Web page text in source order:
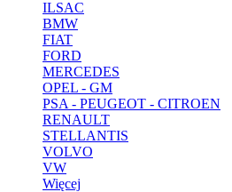
ILSAC
BMW
FIAT
FORD
MERCEDES
OPEL - GM
PSA - PEUGEOT - CITROEN
RENAULT
STELLANTIS
VOLVO
VW
Więcej